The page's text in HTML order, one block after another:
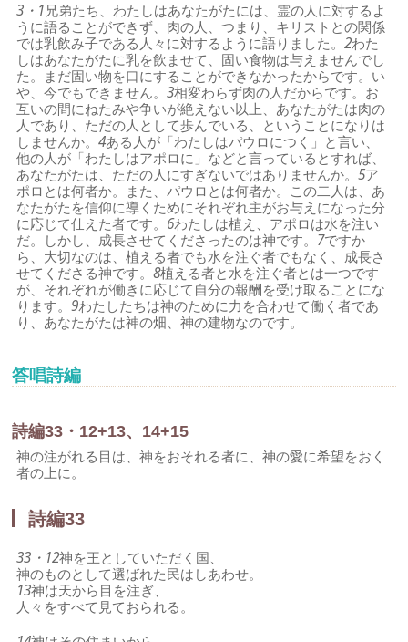
3・1兄弟たち、わたしはあなたがたには、霊の人に対するよ
うに語ることができず、肉の人、つまり、キリストとの関係
では乳飲み子である人々に対するように語りました。2わた
しはあなたがたに乳を飲ませて、固い食物は与えませんでし
た。まだ固い物を口にすることができなかったからです。い
や、今でもできません。3相変わらず肉の人だからです。お
互いの間にねたみや争いが絶えない以上、あなたがたは肉の
人であり、ただの人として歩んでいる、ということになりは
しませんか。4ある人が「わたしはパウロにつく」と言い、
他の人が「わたしはアポロに」などと言っているとすれば、
あなたがたは、ただの人にすぎないではありませんか。5ア
ポロとは何者か。また、パウロとは何者か。この二人は、あ
なたがたを信仰に導くためにそれぞれ主がお与えになった分
に応じて仕えた者です。 6わたしは植え、アポロは水を注い
だ。しかし、成長させてくださったのは神です。 7ですか
ら、大切なのは、植える者でも水を注ぐ者でもなく、成長さ
せてくださる神です。8植える者と水を注ぐ者とは一つです
が、それぞれが働きに応じて自分の報酬を受け取ることにな
ります。9わたしたちは神のために力を合わせて働く者であ
り、あなたがたは神の畑、神の建物なのです。
答唱詩編
詩編33・12+13、14+15
神の注がれる目は、神をおそれる者に、神の愛に希望をおく
者の上に。
詩編33
33・12神を王としていただく国、
神のものとして選ばれた民はしあわせ。
13神は天から目を注ぎ、
人々をすべて見ておられる。